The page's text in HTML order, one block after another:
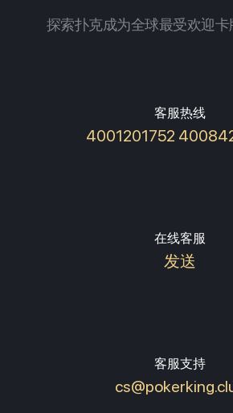
探索扑克成为全球最受欢迎
客服热线
4001201752
在线客服
发送
客服支持